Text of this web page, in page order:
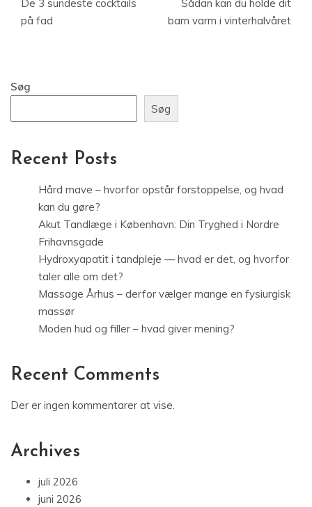
De 3 sundeste cocktails
på fad
Sådan kan du holde dit
barn varm i vinterhalvåret
Søg
Søg
Recent Posts
Hård mave – hvorfor opstår forstoppelse, og hvad
kan du gøre?
Akut Tandlæge i København: Din Tryghed i Nordre
Frihavnsgade
Hydroxyapatit i tandpleje — hvad er det, og hvorfor
taler alle om det?
Massage Århus – derfor vælger mange en fysiurgisk
massør
Moden hud og filler – hvad giver mening?
Recent Comments
Der er ingen kommentarer at vise.
Archives
juli 2026
juni 2026